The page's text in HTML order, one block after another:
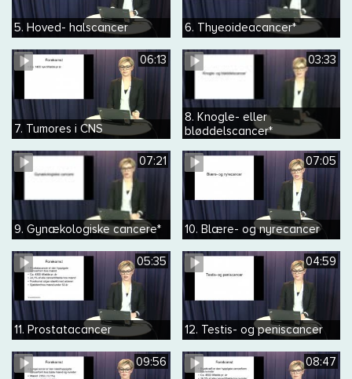
5. Hoved- halscancer 6. Thyeoideacancer*
06:13
7. Tumores i CNS
03:33
8. Knogle- eller
bløddelscancer*
07:21
9. Gynækologiske cancere*
07:05
10. Blære- og nyrecancer
05:35
11. Prostatacancer
04:59
12. Testis- og peniscancer
09:56 08:47